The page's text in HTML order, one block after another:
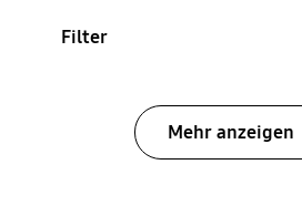
Filter
Mehr anzeigen